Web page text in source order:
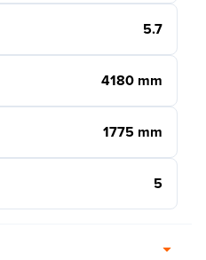
5.7
4180 mm
1775 mm
5